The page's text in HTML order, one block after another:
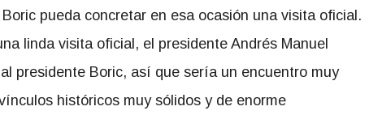
pueda concretar en esa ocasión una visita oficial.
linda visita oficial, el presidente Andrés Manuel
presidente Boric, así que sería un encuentro muy
históricos muy sólidos y de enorme